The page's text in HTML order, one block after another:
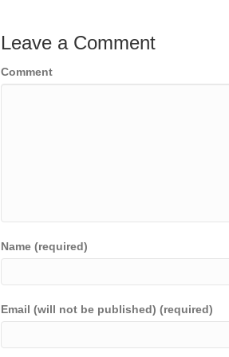
Leave a Comment
Comment
Name (required)
Email (will not be published) (required)